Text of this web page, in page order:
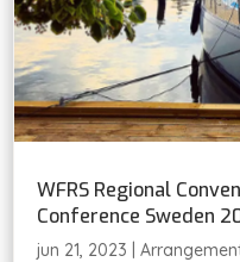
WFRS Regional
Conference Sweden
jun 21, 2023 |